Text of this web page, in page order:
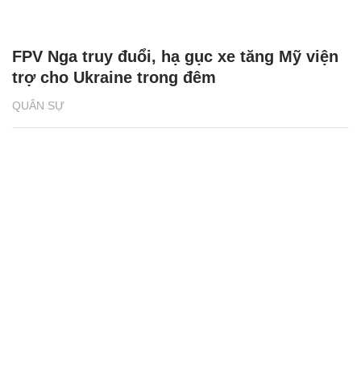
QUÂN SỰ
FPV Nga truy đuổi, hạ gục xe tăng Mỹ viện
trợ cho Ukraine trong đêm